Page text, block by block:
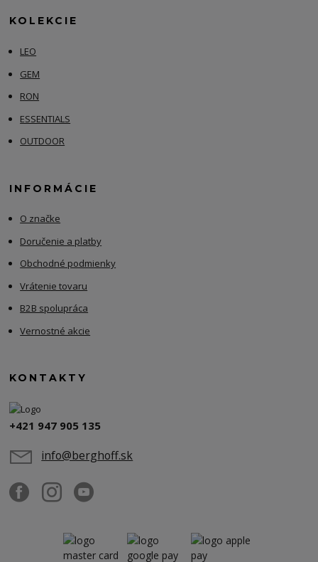
KOLEKCIE
LEO
GEM
RON
ESSENTIALS
OUTDOOR
INFORMÁCIE
O značke
Doručenie a platby
Obchodné podmienky
Vrátenie tovaru
B2B spolupráca
Vernostné akcie
KONTAKTY
+421 947 905 135
info@berghoff.sk